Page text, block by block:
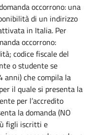
occorrono: una
di un indirizzo
in Italia. Per
occorrono:
codice fiscale del
o studente se
anni) che compila la
il quale si presenta la
per l’accredito
la domanda (NO
figli iscritti e